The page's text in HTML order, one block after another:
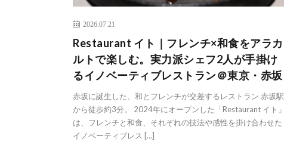
2026.07.21
Restaurant イト｜フレンチ×和食をアラカ
ルトで楽しむ。実力派シェフ2人が手掛け
るイノベーティブレストラン＠東京・赤坂
赤坂に誕生した、和とフレンチが交差するレストラン 赤坂駅
から徒歩約3分。 2024年にオープンした「Restaurant イト」
は、フレンチと和食、それぞれの技法や感性を掛け合わせた
イノベーティブレス […]